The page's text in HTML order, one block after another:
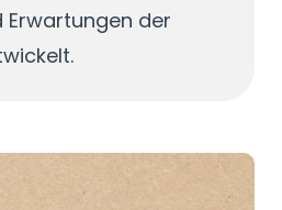
Erwartungen der